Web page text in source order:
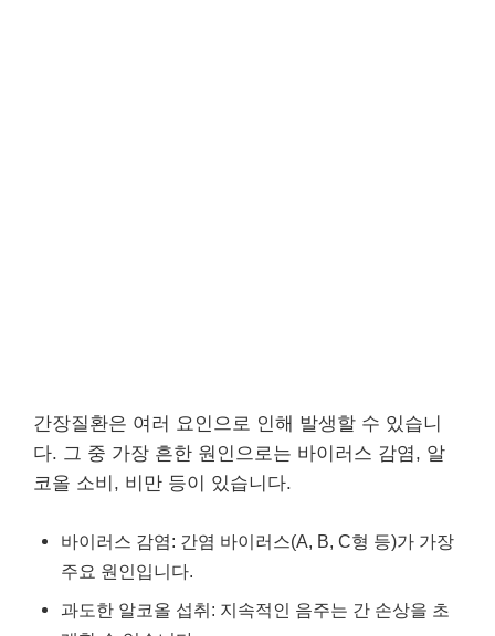
간장질환은 여러 요인으로 인해 발생할 수 있습니
다. 그 중 가장 흔한 원인으로는 바이러스 감염, 알
코올 소비, 비만 등이 있습니다.
바이러스 감염: 간염 바이러스(A, B, C형 등)가 가장
주요 원인입니다.
과도한 알코올 섭취: 지속적인 음주는 간 손상을 초